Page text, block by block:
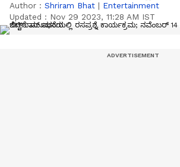
Author : Shriram Bhat | Entertainment
Updated : Nov 29 2023, 11:28 AM IST